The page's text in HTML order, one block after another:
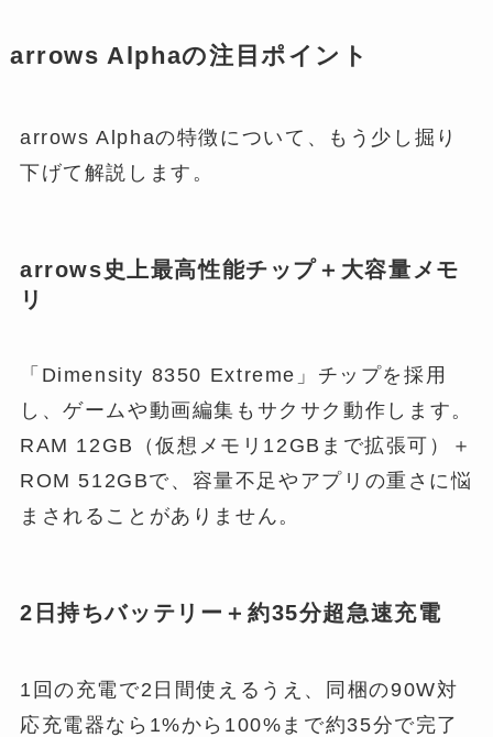
arrows Alphaの注目ポイント
arrows Alphaの特徴について、もう少し掘り
下げて解説します。
arrows史上最高性能チップ＋大容量メモ
リ
「Dimensity 8350 Extreme」チップを採用
し、ゲームや動画編集もサクサク動作します。
RAM 12GB（仮想メモリ12GBまで拡張可）＋
ROM 512GBで、容量不足やアプリの重さに悩
まされることがありません。
2日持ちバッテリー＋約35分超急速充電
1回の充電で2日間使えるうえ、同梱の90W対
応充電器なら1%から100%まで約35分で完了